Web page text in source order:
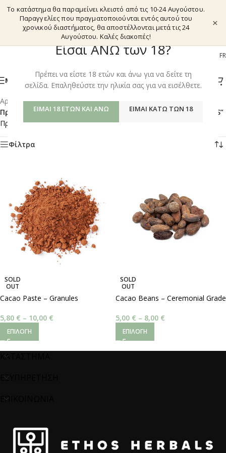
Είσαι ΑΝΩ των 18?
Πρέπει να είστε 18 ετών και άνω για να δείτε τη
σελίδα. Επαληθεύστε την ηλικία σας για να εισέλθετε.
ΕΊΜΑΙ 18 ΕΤΏΝ ΚΑΙ ΆΝΩ ΕΊΜΑΙ ΚΆΤΩ ΤΩΝ 18
Το κατάστημα θα παραμείνει κλειστό από τις 10-24 Αυγούστου.
Παραγγελίες που πραγματοποιούνται εντός αυτού του
χρονικού διαστήματος, θα αποστέλλονται μετά τις 24
Αυγούστου. Καλές διακοπές!
×
EL FR
ΜΕΝΟΎ
Αρχική σελίδα/Shop/
Προϊόντα με ετικέτα “CACAO BEANS - CANNABIS ORAL BLENDS”
Προβάλλονται όλα - 2 αποτελέσματα
Φίλτρα
SOLD
OUT
Cacao Paste – Granules
5,80 € – 10,00 €
ΕΠΙΛΟΓΉ
SOLD
OUT
Cacao Beans – Ceremonial Grade
5,00 € – 8,00 €
ΕΠΙΛΟΓΉ
ΚΑΤΑΣΤΗΜΑ
ΕΞΥΠΗΡΕΤΗΣΗ
ΕΠΙΚΟΙΝΩΝΙΑ